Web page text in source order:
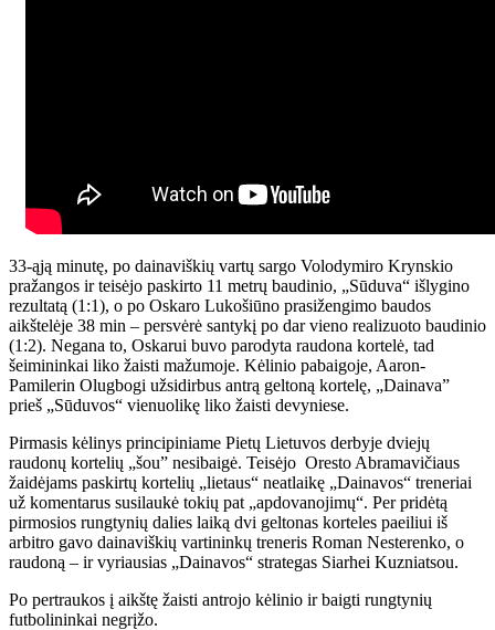
33-ąją minutę, po dainaviškių vartų sargo Volodymiro Krynskio
pražangos ir teisėjo paskirto 11 metrų baudinio, „Sūduva“ išlygino
rezultatą (1:1), o po Oskaro Lukošiūno prasižengimo baudos
aikštelėje 38 min – persvėrė santykį po dar vieno realizuoto baudinio
(1:2). Negana to, Oskarui buvo parodyta raudona kortelė, tad
šeimininkai liko žaisti mažumoje. Kėlinio pabaigoje, Aaron-
Pamilerin Olugbogi užsidirbus antrą geltoną kortelę, „Dainava”
prieš „Sūduvos“ vienuolikę liko žaisti devyniese.
Pirmasis kėlinys principiniame Pietų Lietuvos derbyje dviejų
raudonų kortelių „šou” nesibaigė. Teisėjo Oresto Abramavičiaus
žaidėjams paskirtų kortelių „lietaus“ neatlaikę „Dainavos“ treneriai
už komentarus susilaukė tokių pat „apdovanojimų“. Per pridėtą
pirmosios rungtynių dalies laiką dvi geltonas korteles paeiliui iš
arbitro gavo dainaviškių vartininkų treneris Roman Nesterenko, o
raudoną – ir vyriausias „Dainavos“ strategas Siarhei Kuzniatsou.
Po pertraukos į aikštę žaisti antrojo kėlinio ir baigti rungtynių
futbolininkai negrįžo.